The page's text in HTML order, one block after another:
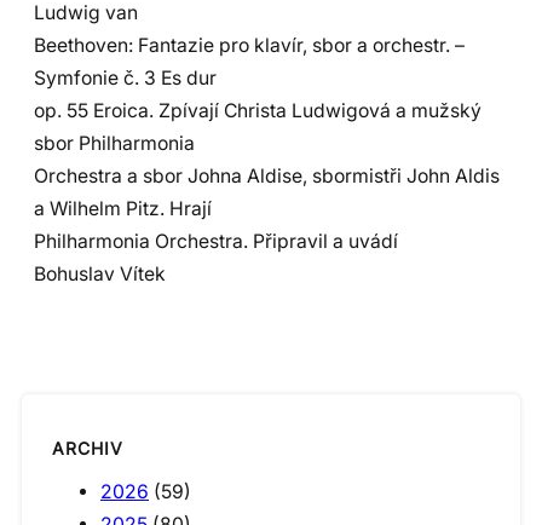
Ludwig van
Beethoven: Fantazie pro klavír, sbor a orchestr. –
Symfonie č. 3 Es dur
op. 55 Eroica. Zpívají Christa Ludwigová a mužský
sbor Philharmonia
Orchestra a sbor Johna Aldise, sbormistři John Aldis
a Wilhelm Pitz. Hrají
Philharmonia Orchestra. Připravil a uvádí
Bohuslav Vítek
ARCHIV
2026 (59)